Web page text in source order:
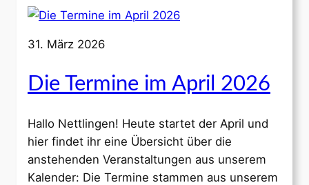
31. März 2026
Die Termine im April 2026
Hallo Nettlingen! Heute startet der April und
hier findet ihr eine Übersicht über die
anstehenden Veranstaltungen aus unserem
Kalender: Die Termine stammen aus unserem